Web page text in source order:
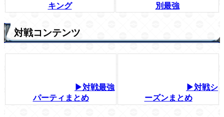
キング
別最強
対戦コンテンツ
▶対戦最強
パーティまとめ
▶対戦シ
ーズンまとめ